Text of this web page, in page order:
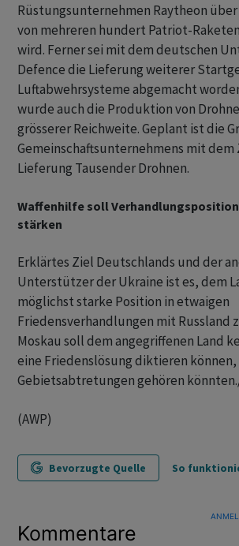
Rüstungsunternehmen Raytheon
von mehreren hundert Patriot-
wird. Ferner sei mit dem deutschen
Defence die Lieferung weiterer
Luftabwehrsysteme abgemacht
wurde auch die Produktion von
grösserer Reichweite. Geplant ist die
Gemeinschaftsunternehmens mit dem
Lieferung Tausender Drohnen.
Waffenhilfe soll
stärken
Erklärtes Ziel Deutschlands und der
Unterstützer der Ukraine ist es, dem
möglichst starke Position in etwaigen
Friedensverhandlungen mit Russland
Moskau soll dem angegriffenen Land
eine Friedenslösung diktieren können,
Gebietsabtretungen gehören
(AWP)
Bevorzugte Quelle So
Kommentare